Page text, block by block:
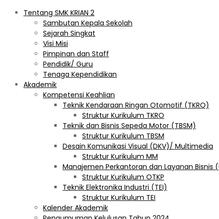
Tentang SMK KRIAN 2
Sambutan Kepala Sekolah
Sejarah Singkat
Visi Misi
Pimpinan dan Staff
Pendidik/ Guru
Tenaga Kependidikan
Akademik
Kompetensi Keahlian
Teknik Kendaraan Ringan Otomotif (TKRO)
Struktur Kurikulum TKRO
Teknik dan Bisnis Sepeda Motor (TBSM)
Struktur Kurikulum TBSM
Desain Komunikasi Visual (DKV)/ Multimedia
Struktur Kurikulum MM
Manajemen Perkantoran dan Layanan Bisnis
Struktur Kurikulum OTKP
Teknik Elektronika Industri (TEI)
Struktur Kurikulum TEI
Kalender Akademik